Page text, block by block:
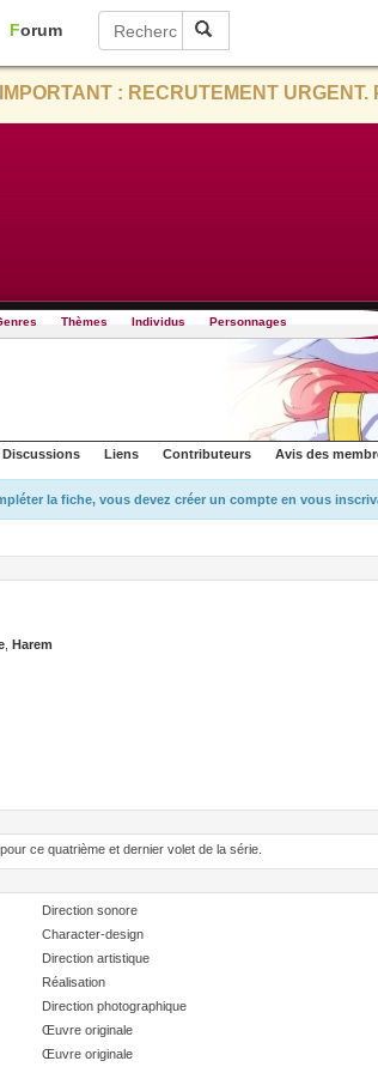
Forum
: RECRUTEMENT URGENT.
Thèmes Individus Personnages
Discussions Liens Contributeurs Avis des
la fiche, vous devez créer un compte en vous
Harem
ce quatrième et dernier volet de la série.
Direction sonore
Character-design
Direction artistique
Réalisation
Direction photographique
Œuvre originale
Œuvre originale